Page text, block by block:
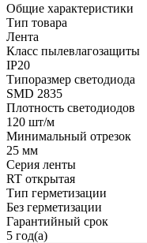
Общие характеристики
Тип товара
Лента
Класс пылевлагозащиты
IP20
Типоразмер светодиода
SMD 2835
Плотность светодиодов
120 шт/м
Минимальный отрезок
25 мм
Серия ленты
RT открытая
Тип герметизации
Без герметизации
Гарантийный срок
5 год(а)